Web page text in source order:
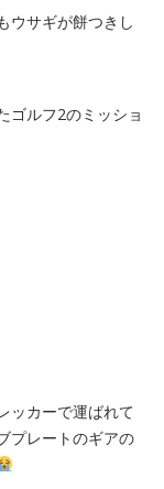
ウサギが餅つきし
ゴルフ2のミッショ
ッカーで運ばれて
プレートのギアの